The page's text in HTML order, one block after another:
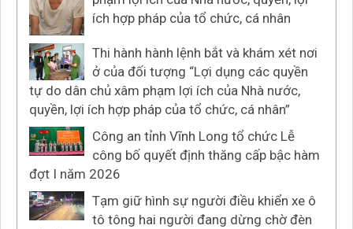
ích hợp pháp của tổ chức, cá nhân
Thi hành hành lệnh bắt và khám xét nơi
ở của đối tượng “Lợi dụng các quyền
tự do dân chủ xâm phạm lợi ích của Nhà nước,
quyền, lợi ích hợp pháp của tổ chức, cá nhân”
Công an tỉnh Vĩnh Long tổ chức Lễ
công bố quyết định thăng cấp bậc hàm
đợt I năm 2026
Tạm giữ hình sự người điều khiển xe ô
tô tông hai người đang dừng chờ đèn